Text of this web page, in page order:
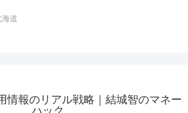
海道
情報のリアル戦略｜結城智のマネー